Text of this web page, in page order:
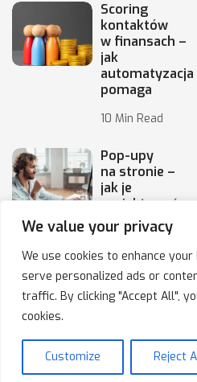
We value your privacy
We use cookies to enhance
serve personalized ads or
traffic. By clicking "Accept All",
cookies.
Customize Reject
Scoring
kontaktów
w finansach –
jak
automatyzacja
pomaga
10 Min Read
Pop-upy
na stronie –
jak je
projektować,
by
10 Min Read
Copyright © 2020-2025 IPresso
Polityka